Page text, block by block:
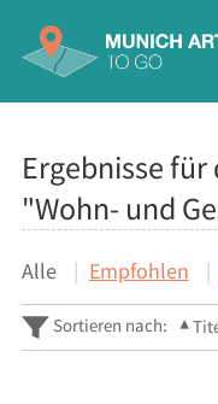
Ergebnisse
"Wohn- und
Alle Empfohlen
Sortieren nach: